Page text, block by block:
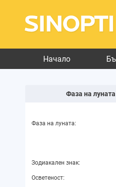
Начало
Фаза на луната
Фаза на луната:
Зодиакален знак:
Осветеност: